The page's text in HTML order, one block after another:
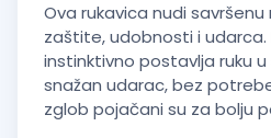
Ova rukavica nudi
zaštite, udobnosti i udarca.
instinktivno postavlja ruku
snažan udarac, bez
zglob pojačani su za bolju